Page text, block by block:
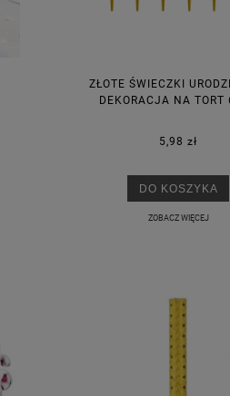
ZŁOTE ŚWIECZKI
DEKORACJA NA TORT
5,98 zł
DO KOSZYKA
ZOBACZ WIĘCEJ